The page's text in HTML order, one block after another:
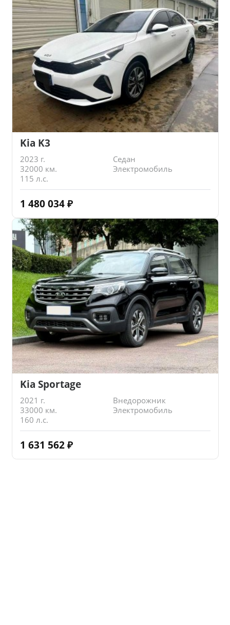
Kia K3
2023 г.
Седан
32000 км.
Электромобиль
115 л.с.
1 480 034 ₽
Kia Sportage
2021 г.
Внедорожник
33000 км.
Электромобиль
160 л.с.
1 631 562 ₽